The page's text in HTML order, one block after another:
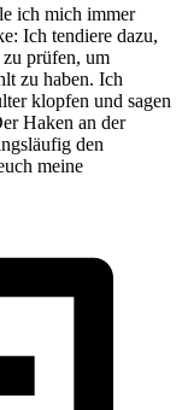
ich mich immer
Ich tendiere dazu,
prüfen, um
zu haben. Ich
klopfen und sagen
Haken an der
den
meine